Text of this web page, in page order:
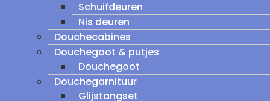
Schuifdeuren
Nis deuren
Douchecabines
Douchegoot & putjes
Douchegoot
Douchegarnituur
Glijstangset